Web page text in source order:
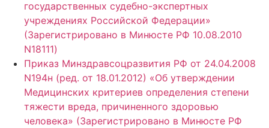
государственных судебно-экспертных
учреждениях Российской Федерации»
(Зарегистрировано в Минюсте РФ 10.08.2010
N18111)
Приказ Минздравсоцразвития РФ от 24.04.2008
N194н (ред. от 18.01.2012) «Об утверждении
Медицинских критериев определения степени
тяжести вреда, причиненного здоровью
человека» (Зарегистрировано в Минюсте РФ